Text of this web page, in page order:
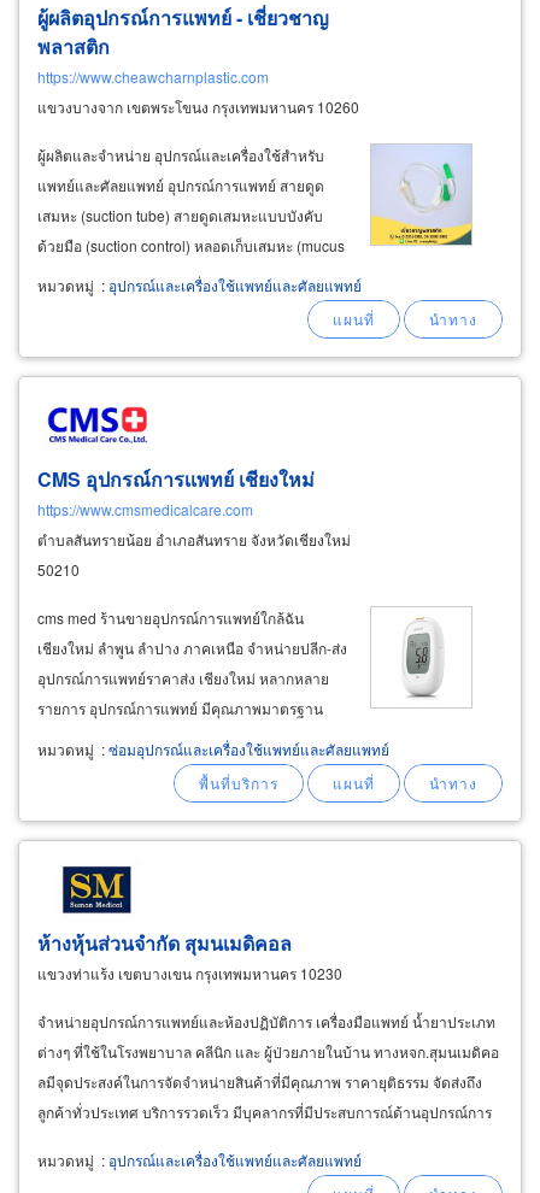
ผู้ผลิตอุปกรณ์การแพทย์ - เชี่ยวชาญ
พลาสติก
https://www.cheawcharnplastic.com
แขวงบางจาก เขตพระโขนง กรุงเทพมหานคร 10260
ผู้ผลิตและจำหน่าย อุปกรณ์และเครื่องใช้สำหรับ
แพทย์และศัลยแพทย์ อุปกรณ์การแพทย์ สายดูด
เสมหะ (suction tube) สายดูดเสมหะแบบบังคับ
ด้วยมือ (suction control) หลอดเก็บเสมหะ (mucus
extractor) ถุงใส่อาหาร (enteral nutrition bag)
หมวดหมู่ : อุปกรณ์และเครื่องใช้แพทย์และศัลยแพทย์
CMS อุปกรณ์การเเพทย์ เชียงใหม่
https://www.cmsmedicalcare.com
ตำบลสันทรายน้อย อำเภอสันทราย จังหวัดเชียงใหม่
50210
cms med ร้านขายอุปกรณ์การแพทย์ใกล้ฉัน
เชียงใหม่ ลำพูน ลำปาง ภาคเหนือ จำหน่ายปลีก-ส่ง
อุปกรณ์การแพทย์ราคาส่ง เชียงใหม่ หลากหลาย
รายการ อุปกรณ์การแพทย์ มีคุณภาพมาตรฐาน
พร้อมบริการจัดส่ง ติดตั้ง แนะนำการใช้งานอย่าง
ถูกต้อง รองรับงานประมูลอุปกรณ์การแพทย์ สำหรับ
เตียงผู้ป่วย เตียงโรงพยาบาล และอื่นๆ
หมวดหมู่ :ซ่อมอุปกรณ์และเครื่องใช้แพทย์และศัลยแพทย์
ห้างหุ้นส่วนจำกัด สุมนเมดิคอล
แขวงท่าแร้ง เขตบางเขน กรุงเทพมหานคร 10230
จำหน่ายอุปกรณ์การแพทย์และห้องปฏิบัติการ เครื่องมือแพทย์ น้ำยาประเภท
ต่างๆ ที่ใช้ในโรงพยาบาล คลีนิก และ ผู้ป่วยภายในบ้าน ทางหจก.สุมนเมดิคอ
ลมีจุดประสงค์ในการจัดจำหน่ายสินค้าที่มีคุณภาพ ราคายุติธรรม จัดส่งถึง
ลูกค้าทั่วประเทศ บริการรวดเร็ว มีบุคลากรที่มีประสบการณ์ด้านอุปกรณ์การ
หมวดหมู่ : อุปกรณ์และเครื่องใช้แพทย์และศัลยแพทย์